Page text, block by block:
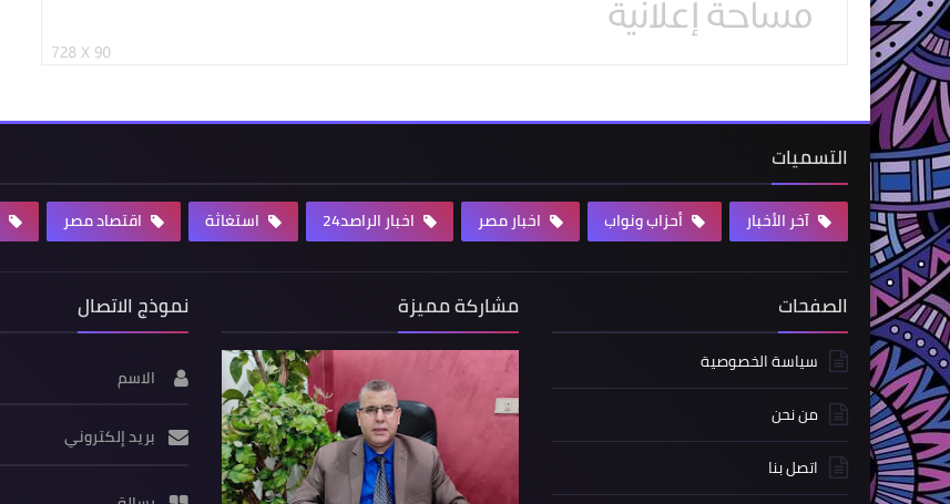
التسميات
آخر الأخبار أحزاب ونواب اخبار مصر اخبار الراصد24 استغاثة اقتصاد مصر
الصفحات
سياسة الخصوصية
من نحن
اتصل بنا
مشاركة مميزة نموذج الاتصال
الاسم
بريد إلكتروني